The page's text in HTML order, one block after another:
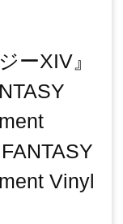
ーXIV』
Vinyl